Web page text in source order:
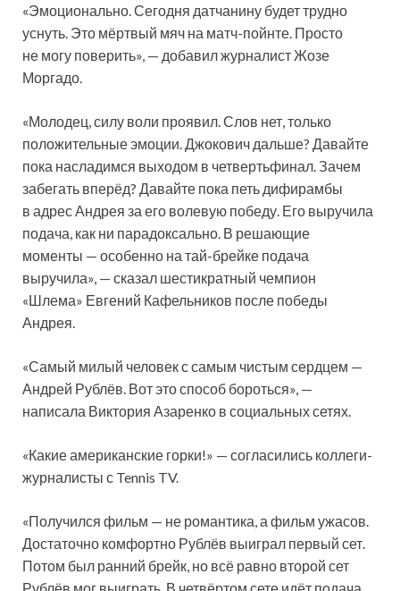
«Эмоционально. Сегодня датчанину будет трудно
уснуть. Это мёртвый мяч на матч-пойнте. Просто
не могу поверить», — добавил журналист Жозе
Моргадо.
«Молодец, силу воли проявил. Слов нет, только
положительные эмоции. Джокович дальше? Давайте
пока насладимся выходом в четвертьфинал. Зачем
забегать вперёд? Давайте пока петь дифирамбы
в адрес Андрея за его волевую победу. Его выручила
подача, как ни парадоксально. В решающие
моменты — особенно на тай-брейке подача
выручила», — сказал шестикратный чемпион
«Шлема» Евгений Кафельников после победы
Андрея.
«Самый милый человек с самым чистым сердцем —
Андрей Рублёв. Вот это способ бороться», —
написала Виктория Азаренко в социальных сетях.
«Какие американские горки!» — согласились коллеги-
журналисты с Tennis TV.
«Получился фильм — не романтика, а фильм ужасов.
Достаточно комфортно Рублёв выиграл первый сет.
Потом был ранний брейк, но всё равно второй сет